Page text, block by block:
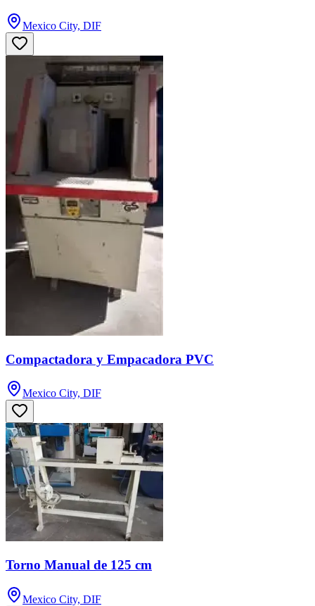
Mexico City, DIF
Compactadora y Empacadora PVC
Mexico City, DIF
Torno Manual de 125 cm
Mexico City, DIF